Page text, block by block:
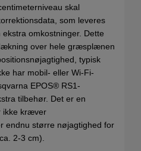
skal
som leveres
omkostninger. Dette
over hele græsplænen
typisk
har mobil- eller Wi-Fi-
EPOS® RS1-
tilbehør. Det er en
ikke kræver
endnu større nøjagtighed for
2-3 cm).